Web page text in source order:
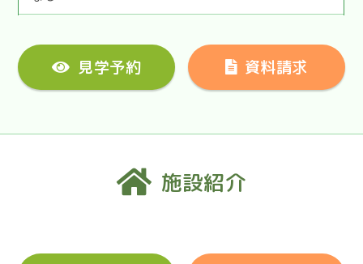
見学予約 資料請求
施設紹介